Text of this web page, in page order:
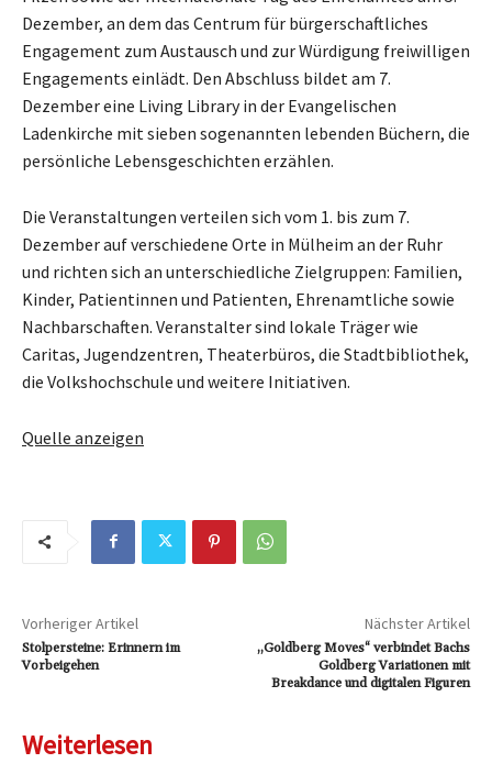
Dezember, an dem das Centrum für bürgerschaftliches
Engagement zum Austausch und zur Würdigung freiwilligen
Engagements einlädt. Den Abschluss bildet am 7.
Dezember eine Living Library in der Evangelischen
Ladenkirche mit sieben sogenannten lebenden Büchern, die
persönliche Lebensgeschichten erzählen.
Die Veranstaltungen verteilen sich vom 1. bis zum 7.
Dezember auf verschiedene Orte in Mülheim an der Ruhr
und richten sich an unterschiedliche Zielgruppen: Familien,
Kinder, Patientinnen und Patienten, Ehrenamtliche sowie
Nachbarschaften. Veranstalter sind lokale Träger wie
Caritas, Jugendzentren, Theaterbüros, die Stadtbibliothek,
die Volkshochschule und weitere Initiativen.
Quelle anzeigen
Vorheriger Artikel
Stolpersteine: Erinnern im
Vorbeigehen
Nächster Artikel
„Goldberg Moves“ verbindet Bachs
Goldberg Variationen mit
Breakdance und digitalen Figuren
Weiterlesen